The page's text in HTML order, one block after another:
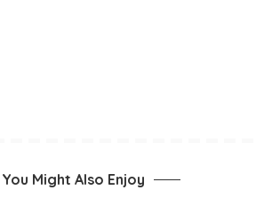
You Might Also Enjoy